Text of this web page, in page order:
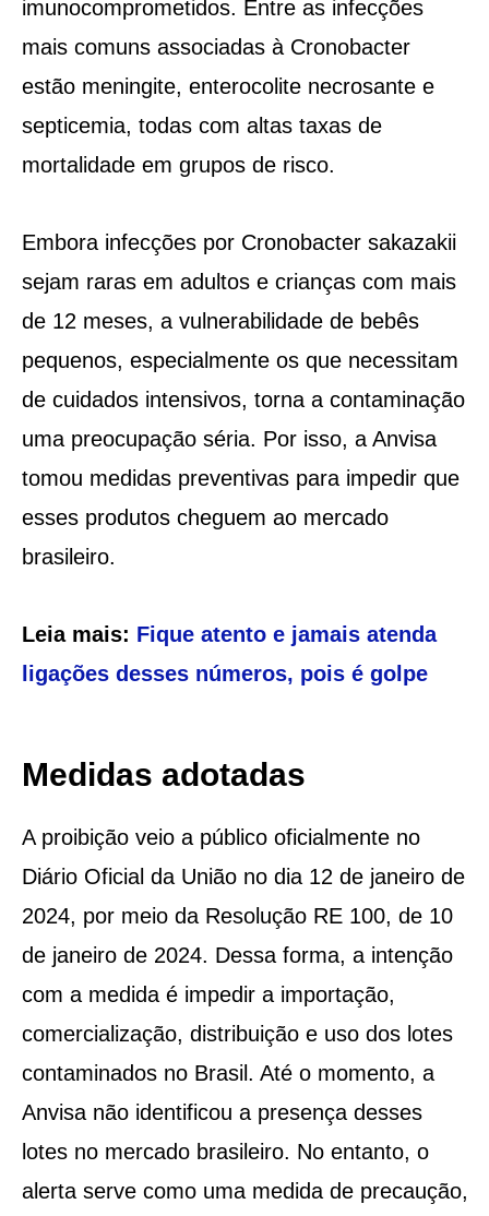
imunocomprometidos. Entre as infecções
mais comuns associadas à Cronobacter
estão meningite, enterocolite necrosante e
septicemia, todas com altas taxas de
mortalidade em grupos de risco.
Embora infecções por Cronobacter sakazakii
sejam raras em adultos e crianças com mais
de 12 meses, a vulnerabilidade de bebês
pequenos, especialmente os que necessitam
de cuidados intensivos, torna a contaminação
uma preocupação séria. Por isso, a Anvisa
tomou medidas preventivas para impedir que
esses produtos cheguem ao mercado
brasileiro.
Leia mais: Fique atento e jamais atenda
ligações desses números, pois é golpe
Medidas adotadas
A proibição veio a público oficialmente no
Diário Oficial da União no dia 12 de janeiro de
2024, por meio da Resolução RE 100, de 10
de janeiro de 2024. Dessa forma, a intenção
com a medida é impedir a importação,
comercialização, distribuição e uso dos lotes
contaminados no Brasil. Até o momento, a
Anvisa não identificou a presença desses
lotes no mercado brasileiro. No entanto, o
alerta serve como uma medida de precaução,